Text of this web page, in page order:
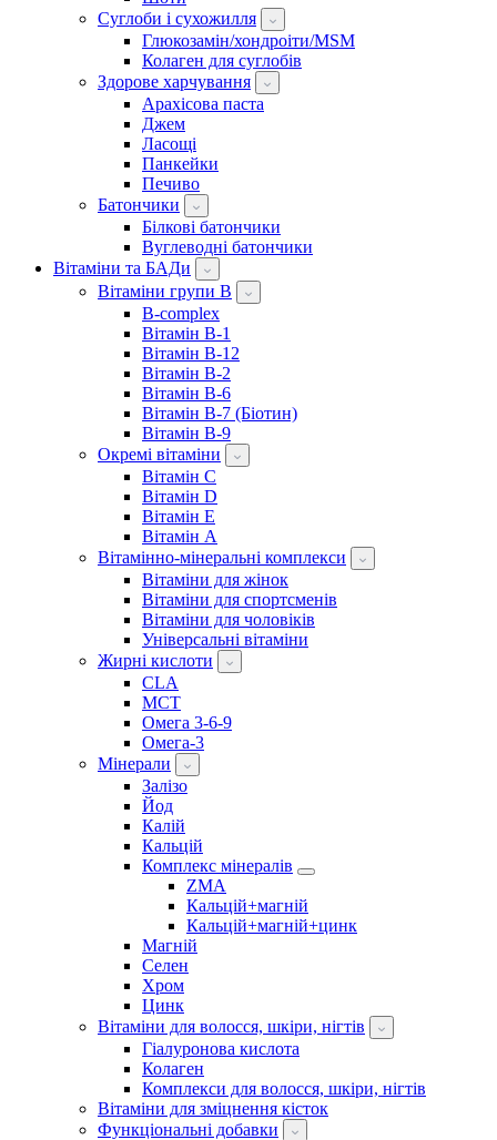
Суглоби і сухожилля
Глюкозамін/хондроіти/MSM
Колаген для суглобів
Здорове харчування
Арахісова паста
Джем
Ласощі
Панкейки
Печиво
Батончики
Білкові батончики
Вуглеводні батончики
Вітаміни та БАДи
Вітаміни групи B
B-complex
Вітамін B-1
Вітамін B-12
Вітамін B-2
Вітамін B-6
Вітамін B-7 (Біотин)
Вітамін B-9
Окремі вітаміни
Вітамін C
Вітамін D
Вітамін E
Вітамін А
Вітамінно-мінеральні комплекси
Вітаміни для жінок
Вітаміни для спортсменів
Вітаміни для чоловіків
Універсальні вітаміни
Жирні кислоти
CLA
MCT
Омега 3-6-9
Омега-3
Мінерали
Залізо
Йод
Калій
Кальцій
Комплекс мінералів
ZMA
Кальцій+магній
Кальцій+магній+цинк
Магній
Селен
Хром
Цинк
Вітаміни для волосся, шкіри, нігтів
Гіалуронова кислота
Колаген
Комплекси для волосся, шкіри, нігтів
Вітаміни для зміцнення кісток
Функціональні добавки